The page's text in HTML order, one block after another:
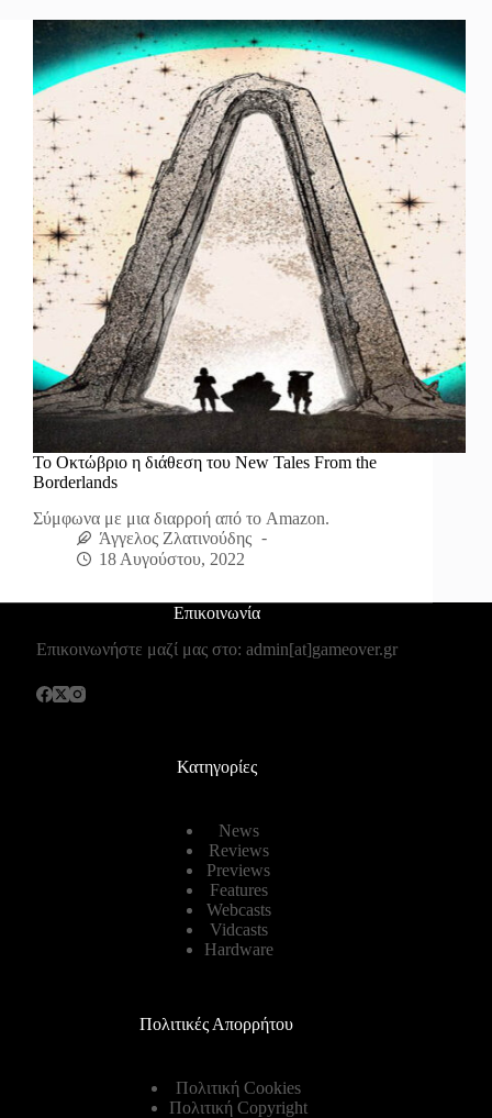
Το Οκτώβριο η διάθεση του New Tales From the
Borderlands
Σύμφωνα με μια διαρροή από το Amazon.
Άγγελος Ζλατινούδης
18 Αυγούστου, 2022
Επικοινωνία
Επικοινωνήστε μαζί μας στο: admin[at]gameover.gr
Κατηγορίες
News
Reviews
Previews
Features
Webcasts
Vidcasts
Hardware
Πολιτικές Απορρήτου
Πολιτική Cookies
Πολιτική Copyright